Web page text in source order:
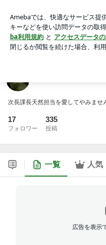
アプリをダウンロードして ブ
ょう。
次長課長天然担当を愛してやみませ
17
フォロワー
335
投稿
一覧 人気
広告を表示